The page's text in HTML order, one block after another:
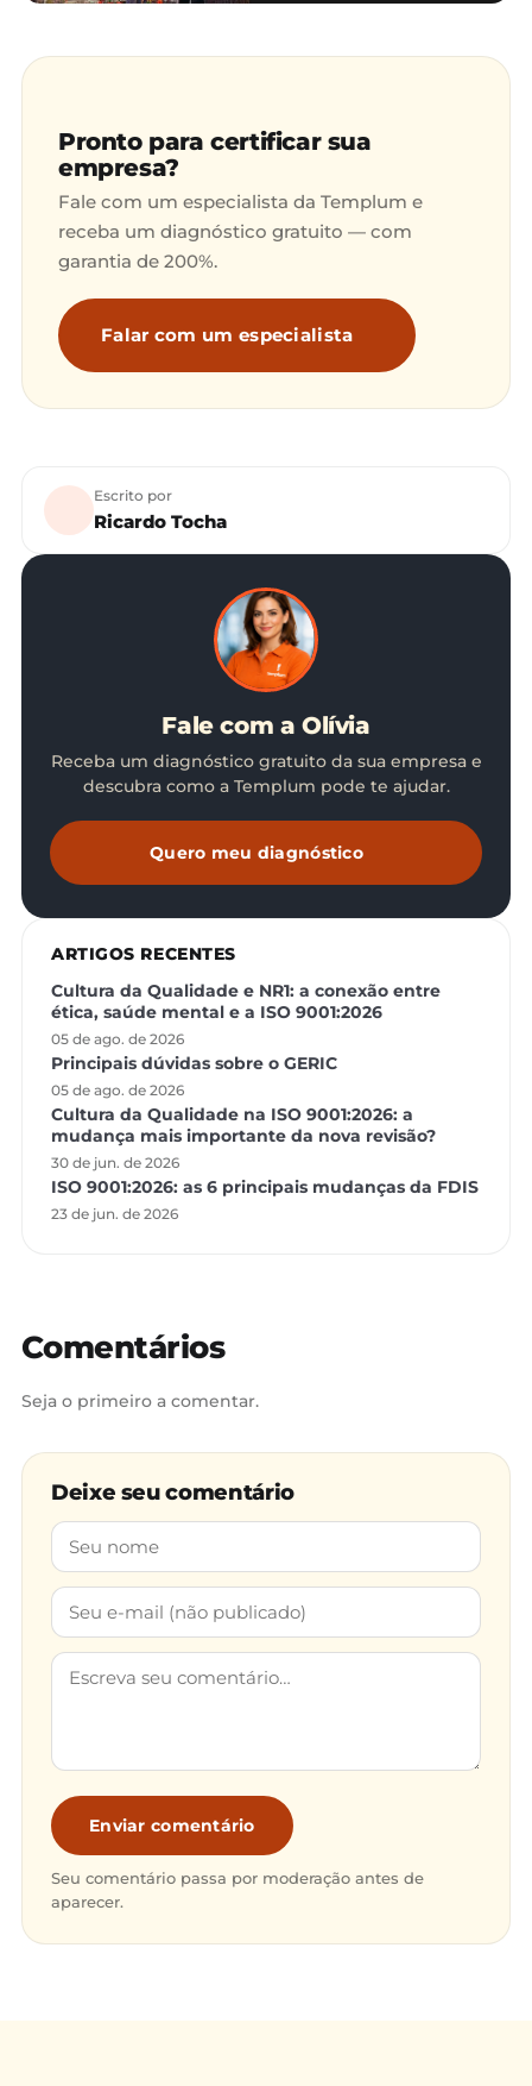
Pronto para certificar sua
empresa?
Fale com um especialista da Templum e
receba um diagnóstico gratuito — com
garantia de 200%.
Falar com um especialista
Escrito por
Ricardo Tocha
Fale com a Olívia
Receba um diagnóstico gratuito da sua empresa e
descubra como a Templum pode te ajudar.
Quero meu diagnóstico
ARTIGOS RECENTES
Cultura da Qualidade e NR1: a conexão entre
ética, saúde mental e a ISO 9001:2026
05 de ago. de 2026
Principais dúvidas sobre o GERIC
05 de ago. de 2026
Cultura da Qualidade na ISO 9001:2026: a
mudança mais importante da nova revisão?
30 de jun. de 2026
ISO 9001:2026: as 6 principais mudanças da FDIS
23 de jun. de 2026
Comentários
Seja o primeiro a comentar.
Deixe seu comentário
Enviar comentário
Seu comentário passa por moderação antes de
aparecer.